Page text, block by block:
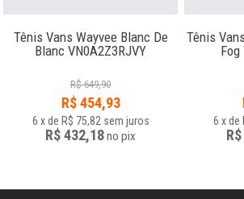
Tênis Vans Wayvee Blanc De
Blanc VN0A2Z3RJVY
R$ 649,90
R$ 454,93
6 x de R$ 75,82 sem juros
R$ 432,18no pix
Tênis
Fog
6 x de